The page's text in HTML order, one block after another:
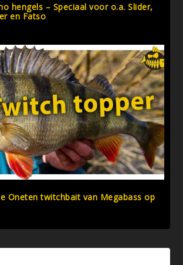
hengels – Speciaal voor o.a. Slider,
en Fatso
Oneten twitchbait van Megabass op